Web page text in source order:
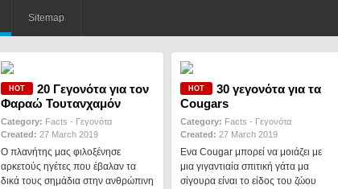
Sitemap
20 Γεγονότα για τον
Φαραώ Τουτανχαμόν
Category: Facts - Γεγονότα
Created: 27 March 2019
Ο πλανήτης μας φιλοξένησε
αρκετούς ηγέτες που έβαλαν τα
δικά τους σημάδια στην ανθρώπινη
30 γεγονότα για τα
Cougars
Category: Facts - Γεγονότα
Created: 27 March 2019
Ενα Cougar μπορεί να μοιάζει με
μια γιγαντιαία σπιτική γάτα μα
σίγουρα είναι το είδος του ζώου